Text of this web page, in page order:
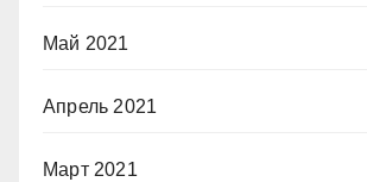
Май 2021
Апрель 2021
Март 2021